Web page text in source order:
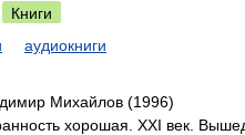
Книги
аудиокниги
Михайлов (1996)
хорошая. XXI век.